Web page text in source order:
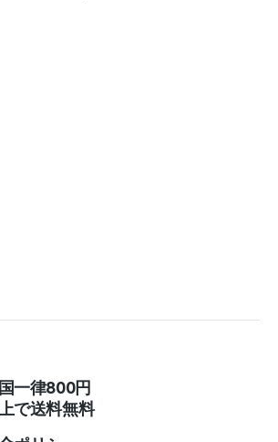
一律800円
で送料無料